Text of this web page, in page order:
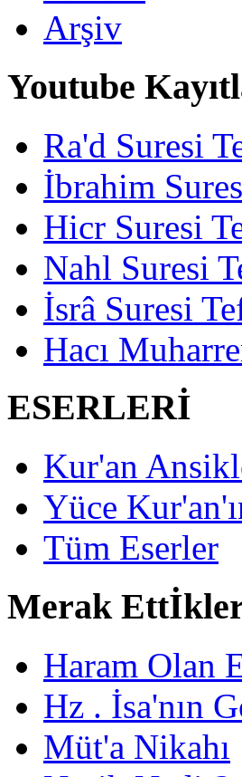
Arşiv
Youtube
Ra'd Suresi
İbrahim
Hicr Suresi
Nahl Suresi
İsrâ Suresi
Hacı
ESERLERİ
Kur'an
Yüce
Tüm Eserler
Merak
Haram Olan
Hz . İsa'nın
Müt'a Nikahı